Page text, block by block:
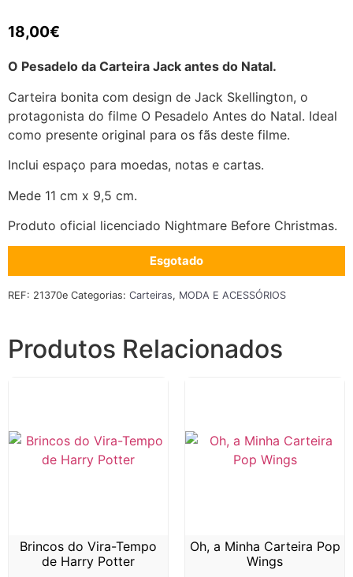
18,00€
O Pesadelo da Carteira Jack antes do Natal.
Carteira bonita com design de Jack Skellington, o
protagonista do filme O Pesadelo Antes do Natal. Ideal
como presente original para os fãs deste filme.
Inclui espaço para moedas, notas e cartas.
Mede 11 cm x 9,5 cm.
Produto oficial licenciado Nightmare Before Christmas.
Esgotado
REF: 21370e Categorias: Carteiras, MODA E ACESSÓRIOS
Produtos Relacionados
Brincos do Vira-Tempo
de Harry Potter
Oh, a Minha Carteira Pop
Wings